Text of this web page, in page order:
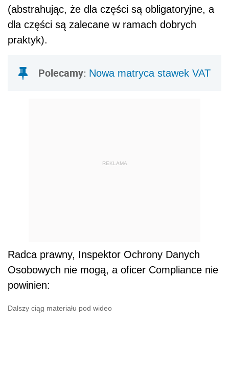
(abstrahując, że dla części są obligatoryjne, a
dla części są zalecane w ramach dobrych
praktyk).
Polecamy: Nowa matryca stawek VAT
REKLAMA
Radca prawny, Inspektor Ochrony Danych
Osobowych nie mogą, a oficer Compliance nie
powinien:
Dalszy ciąg materiału pod wideo